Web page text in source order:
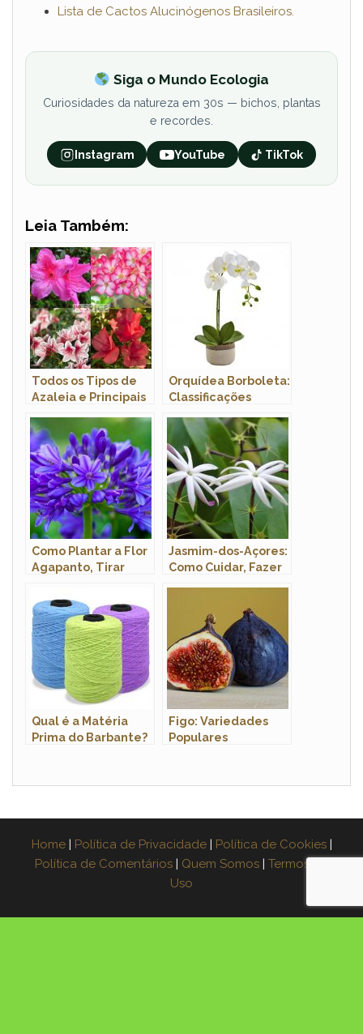
Lista de Cactos Alucinógenos Brasileiros.
Siga o Mundo Ecologia
Curiosidades da natureza em 30s — bichos, plantas
e recordes.
Instagram YouTube TikTok
Leia Também:
Todos os Tipos de
Azaleia e Principais
Fotos
Orquídea Borboleta:
Classificações
Científico
Como Plantar a Flor
Agapanto, Tirar
Jasmim-dos-Açores:
Como Cuidar, Fazer
Qual é a Matéria
Prima do Barbante?
Figo: Variedades
Populares
Home | Política de Privacidade | Política de Cookies |
Política de Comentários | Quem Somos | Termos de
Uso